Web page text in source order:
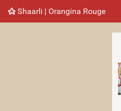
Shaarli ¦ Orangina Rouge